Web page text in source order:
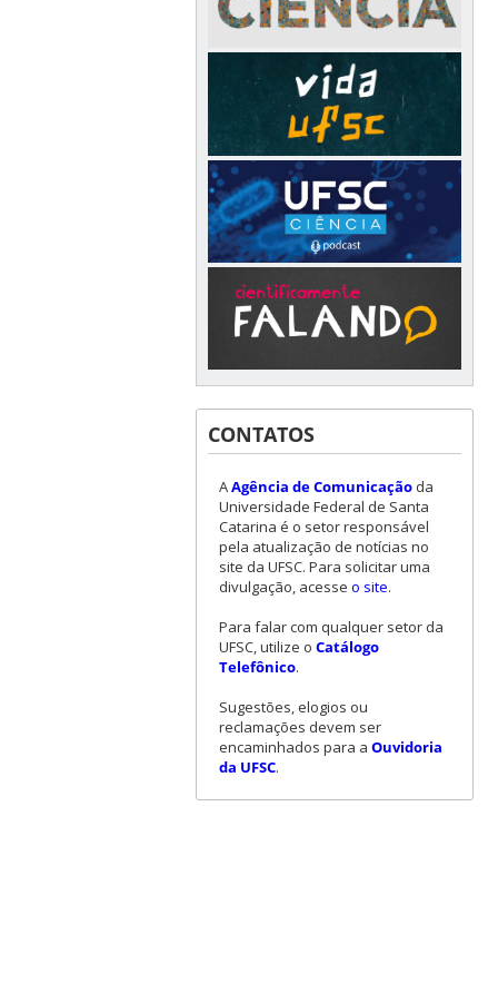
CONTATOS
AAgência de Comunicaçãoda
Universidade Federal de Santa
Catarina é o setor responsável
pela atualização de notícias no
site da UFSC. Para solicitar uma
divulgação, acesse o site.
Para falar com qualquer setor da
UFSC, utilize o Catálogo
Telefônico.
Sugestões, elogios ou
reclamações devem ser
encaminhados para a Ouvidoria
da UFSC.